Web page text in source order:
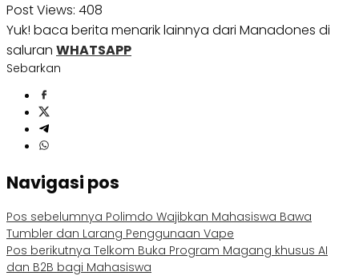
Post Views: 408
Yuk! baca berita menarik lainnya dari Manadones di
saluran WHATSAPP
Sebarkan
Navigasi pos
Pos sebelumnya Polimdo Wajibkan Mahasiswa Bawa
Tumbler dan Larang Penggunaan Vape
Pos berikutnya Telkom Buka Program Magang khusus AI
dan B2B bagi Mahasiswa